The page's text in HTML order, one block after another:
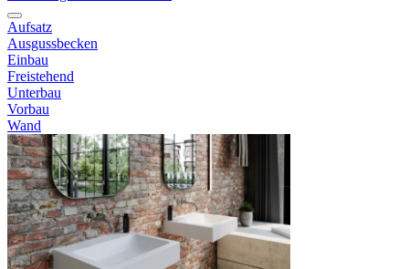
Aufsatz
Ausgussbecken
Einbau
Freistehend
Unterbau
Vorbau
Wand